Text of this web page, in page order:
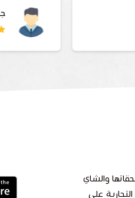
والشاي
على